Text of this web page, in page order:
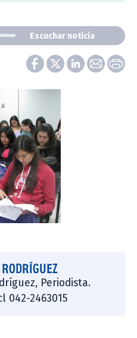
Escuchar noticia
Periodista.
042-2463015